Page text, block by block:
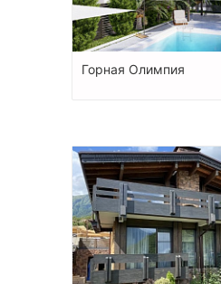
Горная Олимпия